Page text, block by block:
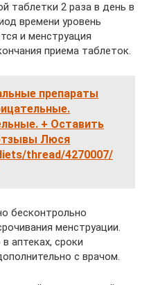
таблетки 2 раза в день в
времени уровень
и менструация
приема таблеток.
препараты
+ Оставить
Люся
thread/4270007/
бесконтрольно
менструации.
аптеках, сроки
с врачом.